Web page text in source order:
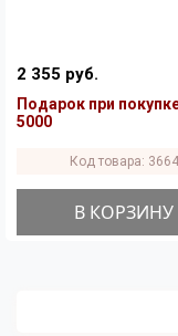
2 355 руб.
Подарок при
5000
Код товара: 3664
В КОРЗИНУ